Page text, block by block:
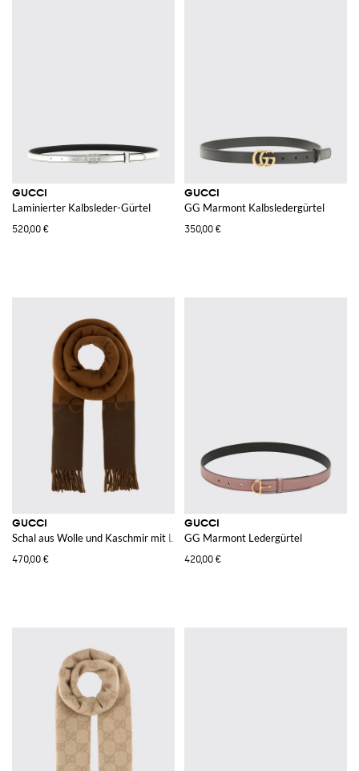
GUCCI
Laminierter Kalbsleder-Gürtel
520,00 €
GUCCI
GG Marmont Kalbsledergürtel
350,00 €
GUCCI
Schal aus Wolle und Kaschmir mit Logo
470,00 €
GUCCI
GG Marmont Ledergürtel
420,00 €